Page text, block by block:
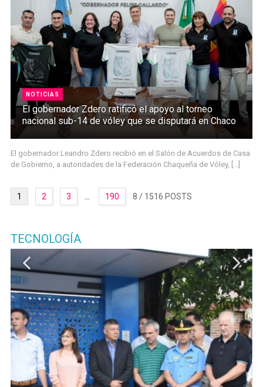
NOTICIAS
El gobernador Zdero ratificó el apoyo al torneo
nacional sub-14 de vóley que se disputará en Chaco
El gobernador Leandro Zdero recibió en el Salón de Acuerdos de Casa
de Gobierno, a autoridades de la Federación Chaqueña de Vóley, [...]
1 2 3 190 8 / 1516 POSTS
TECNOLOGÍA